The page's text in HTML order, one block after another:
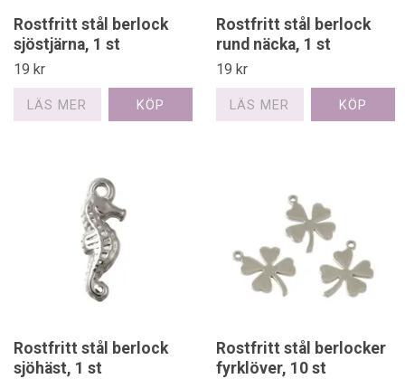
Rostfritt stål berlock
sjöstjärna, 1 st
19 kr
LÄS MER
Rostfritt stål berlock
rund näcka, 1 st
19 kr
LÄS MER
Rostfritt stål berlock
sjöhäst, 1 st
Rostfritt stål berlocker
fyrklöver, 10 st